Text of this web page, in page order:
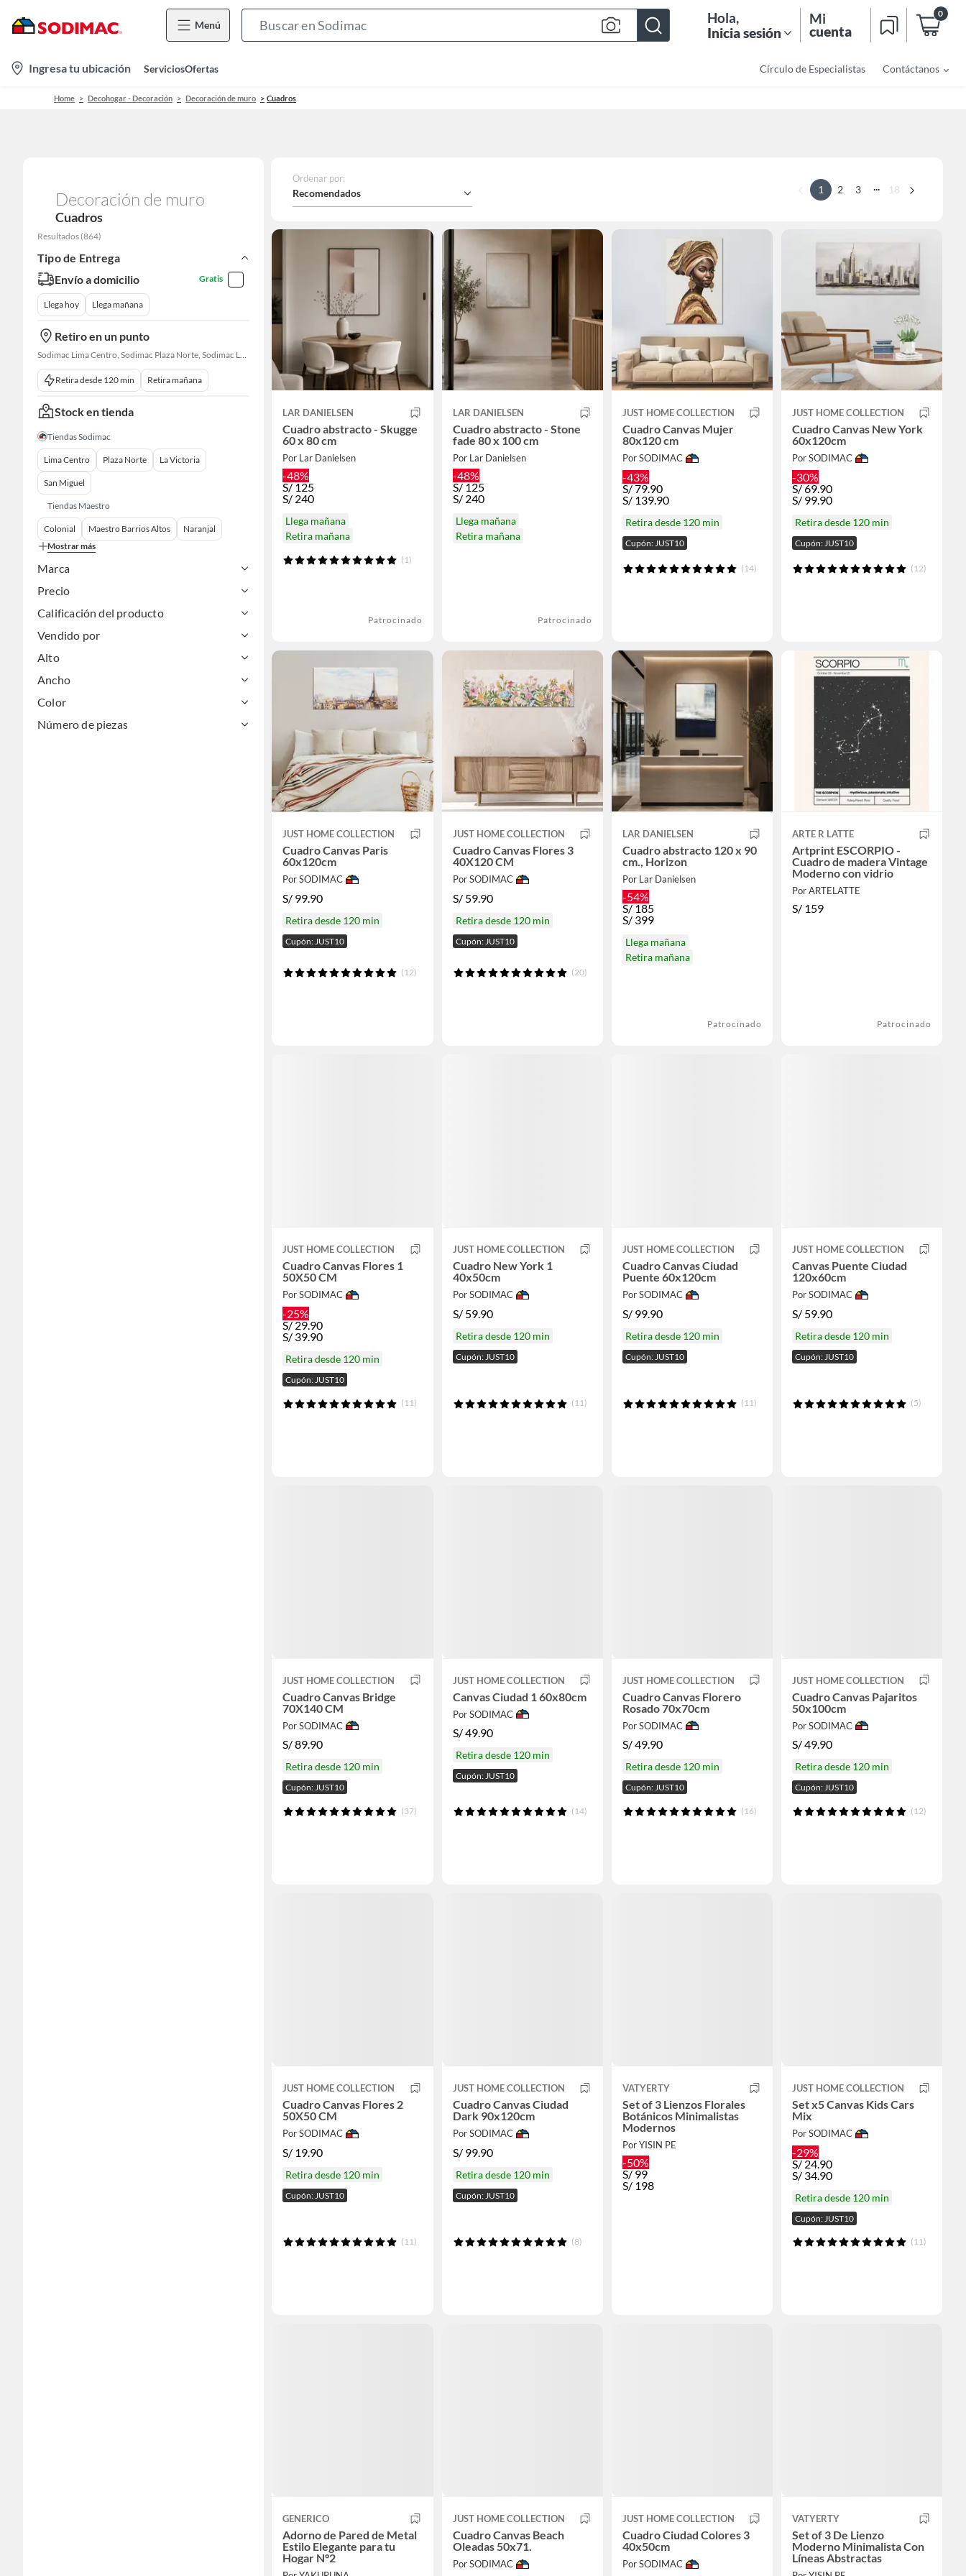
Menú
Bar
Hola,
Inicia sesión
Mi
cuenta
0
location-
icon
Ingresa tu ubicación ServiciosOfertas Círculo de Especialistas Contáctanos
Home Decohogar - Decoración Decoración de muro Cuadros
Decoración de muro
Cuadros
Resultados (864)
Tipo de Entrega
Envío a domicilio
Gratis
Llega hoy Llega mañana
Retiro en un punto
Sodimac Lima Centro, Sodimac Plaza Norte, Sodimac La Victoria, Sodimac San Miguel, Sodimac S. J. Lurigancho, Sodimac Chacarilla, Sodimac Av. La Molina, Sodimac Colonial, Maestro Barrios Altos, Sodimac Naranjal
Retira desde 120 min Retira mañana
Stock en tienda
Tiendas Sodimac
Lima Centro Plaza Norte La Victoria
San Miguel
Tiendas Maestro
Colonial Maestro Barrios Altos
Naranjal
Mostrar más
Marca
Precio
Calificación del producto
Vendido por
Alto
Ancho
Color
Número de piezas
Ordenar por:
Recomendados 1 2 3 ... 18
LAR DANIELSEN
Cuadro abstracto - Skugge
60 x 80 cm
Por Lar Danielsen
-48%
S/ 125
S/ 240
Llega mañana
Retira mañana
(1)
Patrocinado
LAR DANIELSEN
Cuadro abstracto - Stone
fade 80 x 100 cm
Por Lar Danielsen
-48%
S/ 125
S/ 240
Llega mañana
Retira mañana
Patrocinado
JUST HOME COLLECTION
Cuadro Canvas Mujer
80x120 cm
Por SODIMAC
-43%
S/79.90
S/ 139.90
Retira desde 120 min
Cupón: JUST10
(14)
JUST HOME COLLECTION
Cuadro Canvas New York
60x120cm
Por SODIMAC
-30%
S/69.90
S/ 99.90
Retira desde 120 min
Cupón: JUST10
(12)
JUST HOME COLLECTION
Cuadro Canvas Paris
60x120cm
Por SODIMAC
S/ 99.90
Retira desde 120 min
Cupón: JUST10
(12)
JUST HOME COLLECTION
Cuadro Canvas Flores 3
40X120 CM
Por SODIMAC
S/ 59.90
Retira desde 120 min
Cupón: JUST10
(20)
LAR DANIELSEN
Cuadro abstracto 120 x 90
cm., Horizon
Por Lar Danielsen
-54%
S/ 185
S/ 399
Llega mañana
Retira mañana
Patrocinado
ARTE R LATTE
Artprint ESCORPIO -
Cuadro de madera Vintage
Moderno con vidrio
Por ARTELATTE
S/ 159
Patrocinado
JUST HOME COLLECTION
Cuadro Canvas Flores 1
50X50 CM
Por SODIMAC
-25%
S/29.90
S/ 39.90
Retira desde 120 min
Cupón: JUST10
(11)
JUST HOME COLLECTION
Cuadro New York 1
40x50cm
Por SODIMAC
S/ 59.90
Retira desde 120 min
Cupón: JUST10
(11)
JUST HOME COLLECTION
Cuadro Canvas Ciudad
Puente 60x120cm
Por SODIMAC
S/ 99.90
Retira desde 120 min
Cupón: JUST10
(11)
JUST HOME COLLECTION
Canvas Puente Ciudad
120x60cm
Por SODIMAC
S/ 59.90
Retira desde 120 min
Cupón: JUST10
(5)
JUST HOME COLLECTION
Cuadro Canvas Bridge
70X140 CM
Por SODIMAC
S/89.90
Retira desde 120 min
Cupón: JUST10
(37)
JUST HOME COLLECTION
Canvas Ciudad 1 60x80cm
Por SODIMAC
S/49.90
Retira desde 120 min
Cupón: JUST10
(14)
JUST HOME COLLECTION
Cuadro Canvas Florero
Rosado 70x70cm
Por SODIMAC
S/49.90
Retira desde 120 min
Cupón: JUST10
(16)
JUST HOME COLLECTION
Cuadro Canvas Pajaritos
50x100cm
Por SODIMAC
S/49.90
Retira desde 120 min
Cupón: JUST10
(12)
JUST HOME COLLECTION
Cuadro Canvas Flores 2
50X50 CM
Por SODIMAC
S/ 19.90
Retira desde 120 min
Cupón: JUST10
(11)
JUST HOME COLLECTION
Cuadro Canvas Ciudad
Dark 90x120cm
Por SODIMAC
S/ 99.90
Retira desde 120 min
Cupón: JUST10
(8)
VATYERTY
Set of 3 Lienzos Florales
Botánicos Minimalistas
Modernos
Por YISIN PE
-50%
S/99
S/ 198
JUST HOME COLLECTION
Set x5 Canvas Kids Cars
Mix
Por SODIMAC
-29%
S/24.90
S/ 34.90
Retira desde 120 min
Cupón: JUST10
(11)
GENERICO
Adorno de Pared de Metal
Estilo Elegante para tu
Hogar N°2
JUST HOME COLLECTION
Cuadro Canvas Beach
Oleadas 50x71.
Por SODIMAC
JUST HOME COLLECTION
Cuadro Ciudad Colores 3
40x50cm
Por SODIMAC
VATYERTY
Set of 3 De Lienzo
Moderno Minimalista Con
Líneas Abstractas